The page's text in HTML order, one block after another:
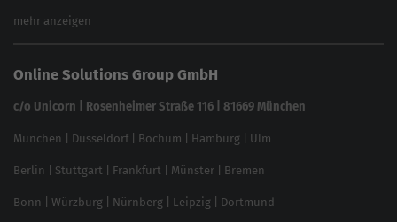
Website SEO Check
feed2content.ai
eCommerce SEO
In ChatGPT gefunden werden
Linkbuilding 2025
Local SEO
SEO für Online Shops
Brand Monitoring 2025
mehr anzeigen
Online Solutions Group GmbH
c/o Unicorn | Rosenheimer Straße 116 | 81669 München
München Düsseldorf| Bochum Hamburg Ulm
Berlin Stuttgart Frankfurt Münster Bremen
Bonn Würzburg Nürnberg Leipzig Dortmund